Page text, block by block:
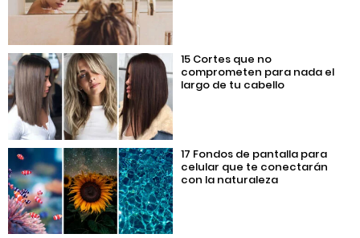
15 Cortes que no
comprometen para nada el
largo de tu cabello
17 Fondos de pantalla para
celular que te conectarán
con la naturaleza